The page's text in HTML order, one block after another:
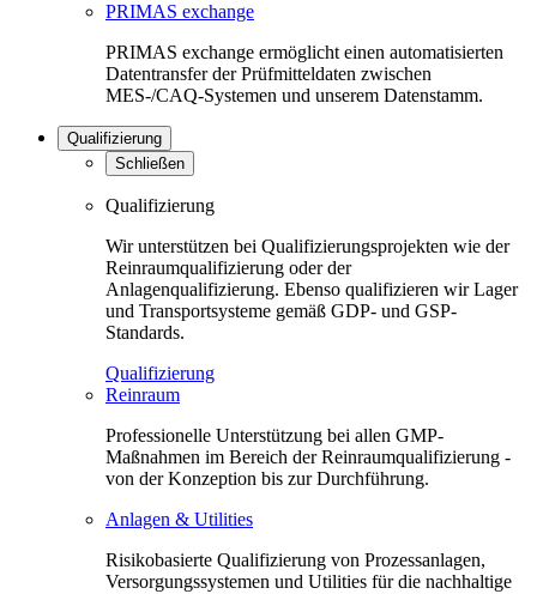
PRIMAS exchange
PRIMAS exchange ermöglicht einen automatisierten
Datentransfer der Prüfmitteldaten zwischen
MES-/CAQ-Systemen und unserem Datenstamm.
Qualifizierung
Schließen
Qualifizierung
Wir unterstützen bei Qualifizierungsprojekten wie der
Reinraumqualifizierung oder der
Anlagenqualifizierung. Ebenso qualifizieren wir Lager
und Transportsysteme gemäß GDP- und GSP-
Standards.
Qualifizierung
Reinraum
Professionelle Unterstützung bei allen GMP-
Maßnahmen im Bereich der Reinraumqualifizierung -
von der Konzeption bis zur Durchführung.
Anlagen & Utilities
Risikobasierte Qualifizierung von Prozessanlagen,
Versorgungssystemen und Utilities für die nachhaltige